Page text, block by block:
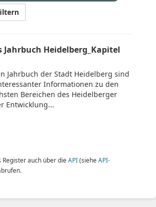
Jahrbuch Heidelberg_Kapitel
Jahrbuch der Stadt Heidelberg sind
Informationen zu den
Bereichen des Heidelberger
Entwicklung...
Register auch über die API(siehe API-